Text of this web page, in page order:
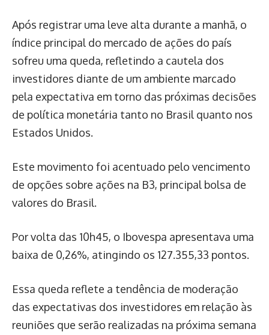
Após registrar uma leve alta durante a manhã, o
índice principal do mercado de ações do país
sofreu uma queda, refletindo a cautela dos
investidores diante de um ambiente marcado
pela expectativa em torno das próximas decisões
de política monetária tanto no Brasil quanto nos
Estados Unidos.
Este movimento foi acentuado pelo vencimento
de opções sobre ações na B3, principal bolsa de
valores do Brasil.
Por volta das 10h45, o Ibovespa apresentava uma
baixa de 0,26%, atingindo os 127.355,33 pontos.
Essa queda reflete a tendência de moderação
das expectativas dos investidores em relação às
reuniões que serão realizadas na próxima semana